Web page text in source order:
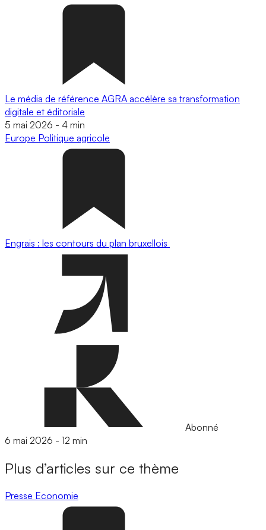
Le média de référence AGRA accélère sa transformation
digitale et éditoriale
5 mai 2026 - 4 min
Europe Politique agricole
Engrais : les contours du plan bruxellois
Abonné
6 mai 2026 - 12 min
Plus d’articles sur ce thème
Presse Economie